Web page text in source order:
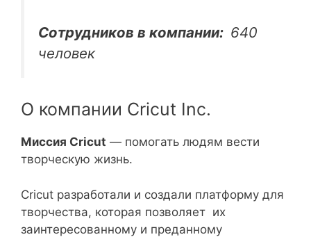
Сотрудников в компании: 640
человек
О компании Cricut Inc.
Миссия Cricut — помогать людям вести
творческую жизнь.
Cricut разработали и создали платформу для
творчества, которая позволяет их
заинтересованному и преданному